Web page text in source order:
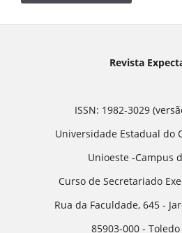
Revista
ISSN: 1982-3029
Universidade Estadual do
Unioeste -Campus
Curso de Secretariado
Rua da Faculdade, 645 -
85903-000 -